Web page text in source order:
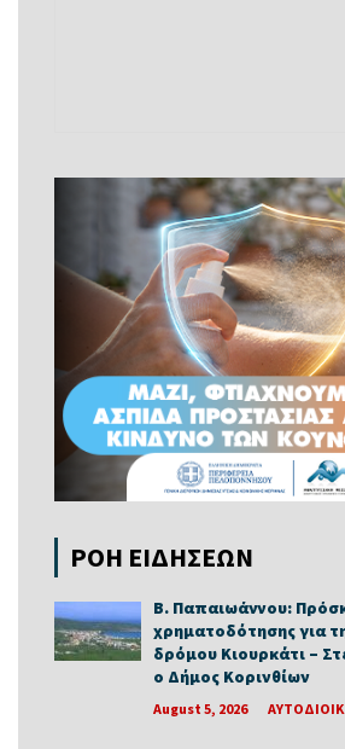
ΡΟΗ ΕΙΔΗΣΕΩΝ
Β. Παπαιωάννου:
χρηματοδότησης για
δρόμου Κιουρκάτι –
ο Δήμος Κορινθίων
August 5, 2026